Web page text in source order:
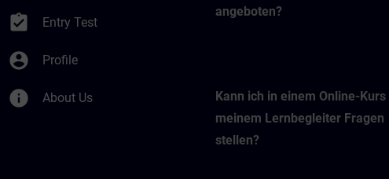
assignment_turned_in Entry Test
account_circle Profile
info About Us
angeboten?
Kann ich in einem Online-Kurs
meinem Lernbegleiter Fragen
stellen?